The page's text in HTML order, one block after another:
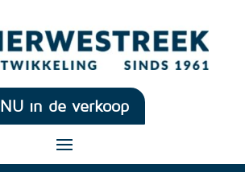
NU in de verkoop